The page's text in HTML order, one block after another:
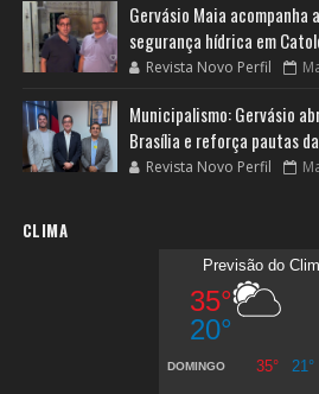
Gervásio Maia acompanha
segurança hídrica em
Revista Novo Perfil
Municipalismo: Gervásio
Brasília e reforça pautas
Revista Novo Perfil
CLIMA